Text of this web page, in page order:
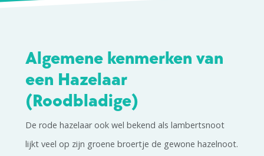
Algemene kenmerken van
een Hazelaar
(Roodbladige)
De rode hazelaar ook wel bekend als lambertsnoot
lijkt veel op zijn groene broertje de gewone hazelnoot.